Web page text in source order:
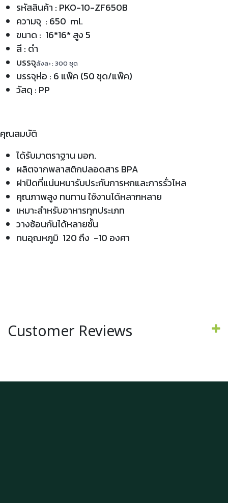
รหัสสินค้า : PKO-10-ZF650B
ความจุ : 650 ml.
ขนาด : 16*16* สูง 5
สี : ดำ
บรรจุลังละ : 300 ชุด
บรรจุห่อ : 6 แพ๊ค (50 ชุด/แพ๊ค)
วัสดุ : PP
คุณสมบัติ
ได้รับมาตราฐาน มอก.
ผลิตจากพลาสติกปลอดสาร BPA
ฝาปิดที่แน่นหนารับประกันการหกและการรั่วไหล
คุณภาพสูง ทนทาน ใช้งานได้หลากหลาย
เหมาะสำหรับอาหารทุกประเภท
วางซ้อนกันได้หลายชั้น
ทนอุณหภูมิ 120 ถึง -10 องศา
Customer Reviews